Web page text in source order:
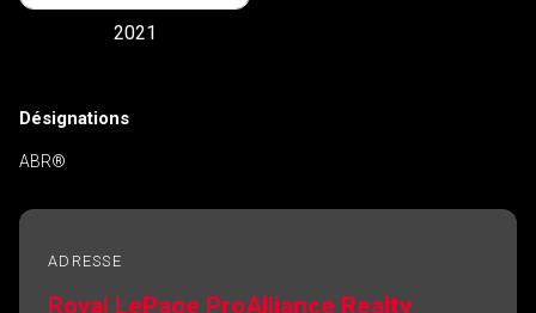
2021
Désignations
ABR®
ADRESSE
Royal LePage ProAlliance Realty